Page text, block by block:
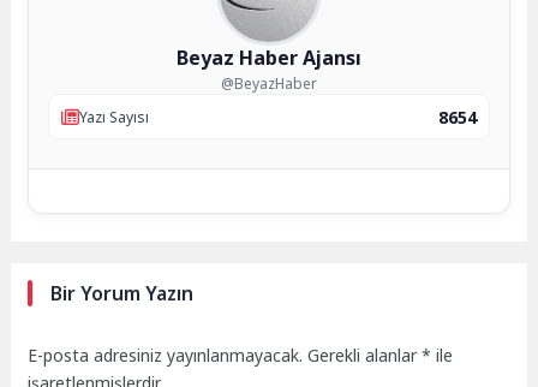
Beyaz Haber Ajansı
@BeyazHaber
Yazı Sayısı
8654
Bir Yorum Yazın
E-posta adresiniz yayınlanmayacak. Gerekli alanlar* ile